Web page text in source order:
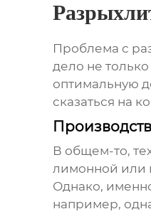
Проблема с
дело не
оптимальную
сказаться на
В общем-то,
лимонной или
Однако,
например,